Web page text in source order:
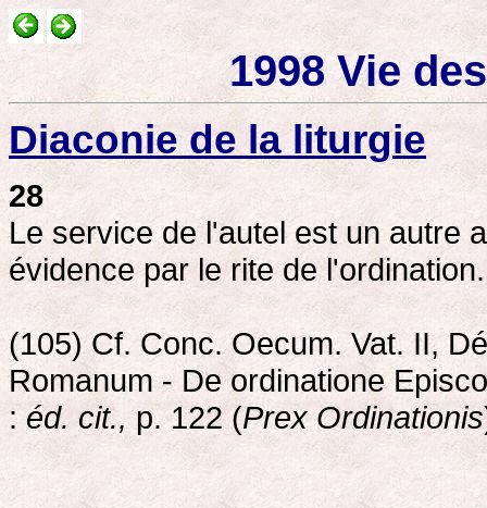
1998 Vie
Diaconie de la liturgie
28
Le service de l'autel est un autre
évidence par le rite de
(105) Cf. Conc. Oecum. Vat. II,
Romanum - De ordinatione
:éd. cit.,p. 122 (Prex Ordinationis